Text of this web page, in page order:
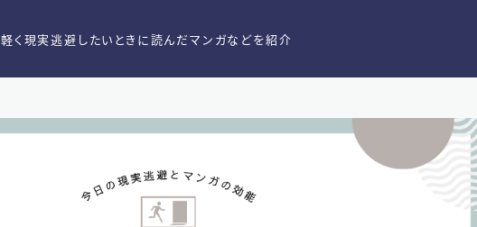
軽く現実逃避したいときに読んだマンガなどを紹介